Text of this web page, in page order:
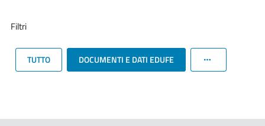
Filtri
TUTTO DOCUMENTI E DATI EDUFE